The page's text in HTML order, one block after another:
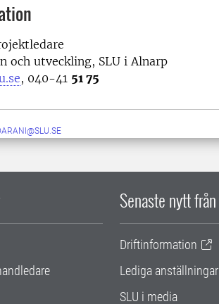
och utveckling, SLU i Alnarp
, 040-41 51 75
Senaste nytt från
Driftinformation
Lediga anställningar
SLU i media